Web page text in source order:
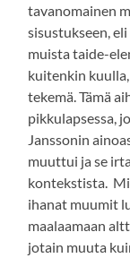
tavanomainen
sisustukseen,
muista taide-
kuitenkin
tekemä. Tämä
pikkulapsessa,
Janssonin
muuttui ja se
kontekstista.
ihanat muumit
maalaamaan
jotain muuta